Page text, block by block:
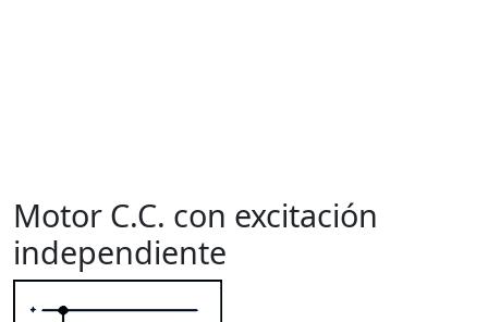
Motor C.C. con excitación
independiente